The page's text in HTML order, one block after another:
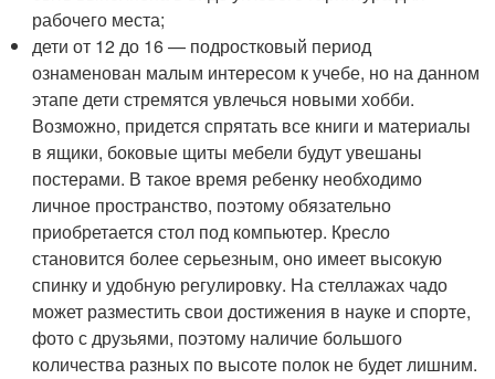
рабочего места;
дети от 12 до 16 — подростковый период
ознаменован малым интересом к учебе, но на данном
этапе дети стремятся увлечься новыми хобби.
Возможно, придется спрятать все книги и материалы
в ящики, боковые щиты мебели будут увешаны
постерами. В такое время ребенку необходимо
личное пространство, поэтому обязательно
приобретается стол под компьютер. Кресло
становится более серьезным, оно имеет высокую
спинку и удобную регулировку. На стеллажах чадо
может разместить свои достижения в науке и спорте,
фото с друзьями, поэтому наличие большого
количества разных по высоте полок не будет лишним.